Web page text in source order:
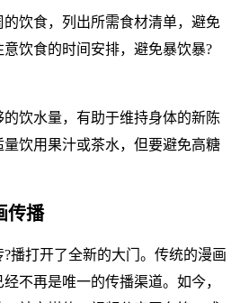
饮食，列出所需食材清单，避免
饮食的时间安排，避免暴饮暴?
饮水量，有助于维持身体的新陈
饮用果汁或茶水，但要避免高糖
传播
播打开了全新的大门。传统的漫画
不再是唯一的传播渠道。如今，